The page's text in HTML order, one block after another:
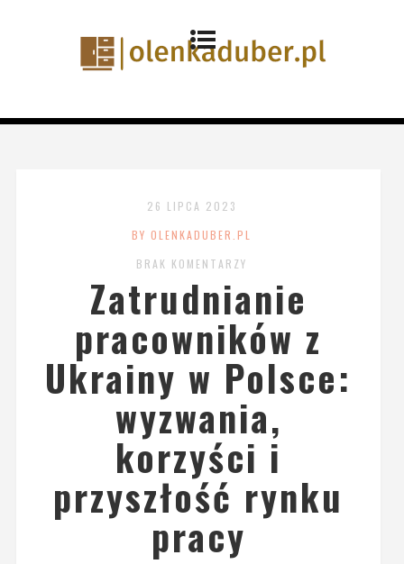
26 LIPCA 2023
BY OLENKADUBER.PL
BRAK KOMENTARZY
Zatrudnianie
pracowników z
Ukrainy w Polsce:
wyzwania,
korzyści i
przyszłość rynku
pracy